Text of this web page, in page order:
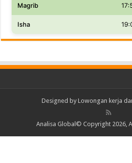
Magrib
Isha
Designed by Lowongan kerja
Analisa Global© Copyright 2026,